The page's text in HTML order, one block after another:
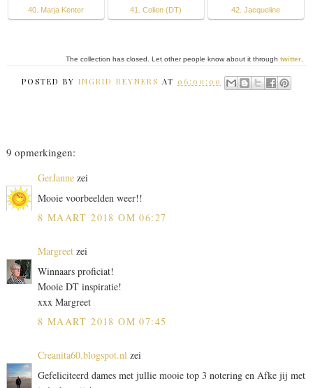
40. Marja Kenter 41. Colien (DT) 42. Jacqueline
The collection has closed. Let other people know about it throughtwitter
POSTED BY INGRID REYNERS AT 06:00:00
9 opmerkingen:
GerJannezei
Mooie voorbeelden weer!!
8 MAART 2018 OM 06:27
Margreetzei
Winnaars proficiat!
Mooie DT inspiratie!
xxx Margreet
8 MAART 2018 OM 07:45
Creanita60.blogspot.nlzei
Gefeliciteerd dames met jullie mooie top 3 notering en Afke jij met